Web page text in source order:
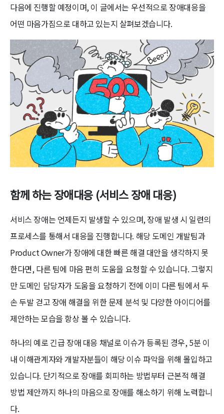
다음에 진행할 예정이며, 이 글에서는 우선적으로 장애대응을
어떤 마음가짐으로 대하고 있는지 살펴보겠습니다.
함께 하는 장애대응 (서비스 장애 대응)
서비스 장애는 언제든지 발생할 수 있으며, 장애 발생 시 일련의
프로세스를 통해서 대응을 진행합니다. 해당 도메인 개발팀과
Product Owner가 장애에 대한 빠른 해결 대안을 생각하지 못
한다면, 다른 팀에 마음 편히 도움을 요청할 수 있습니다. 그렇지
만 도메인 담당자가 도움을 요청하기 전에 이미 다른 팀에서 두
손 두발 걷고 장애 해결을 위한 문제 분석 및 다양한 아이디어를
제안하는 모습을 항상 볼 수 있습니다.
하나의 예로 긴급 장애 대응 채널로 이슈가 등록된 경우, 5분 이
내 이해관계자와 개발자분들이 해당 이슈 파악을 위해 몰입하고
있습니다. 단기적으로 장애를 회피하는 방법부터 근본적 해결
방법 제안까지 하나의 마음으로 장애를 해소하기 위해 노력합니
다.